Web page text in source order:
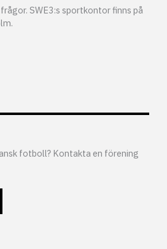
SWE3:s sportkontor finns på
fotboll? Kontakta en förening